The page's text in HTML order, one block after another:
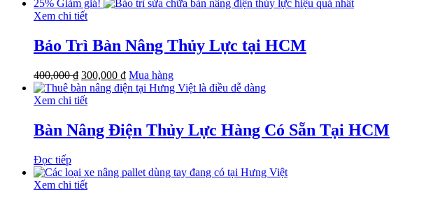
25% Giảm giá!
Xem chi tiết
Bảo Trì Bàn Nâng Thủy Lực tại HCM
400,000₫ 300,000 ₫ Mua hàng
Xem chi tiết
Bàn Nâng Điện Thủy Lực Hàng Có Sẵn Tại HCM
Đọc tiếp
Xem chi tiết